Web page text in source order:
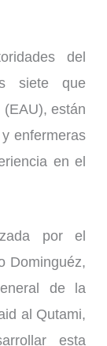
del
siete que
están
enfermeras
en el
por el
Dominguéz,
de la
al Qutami,
esta